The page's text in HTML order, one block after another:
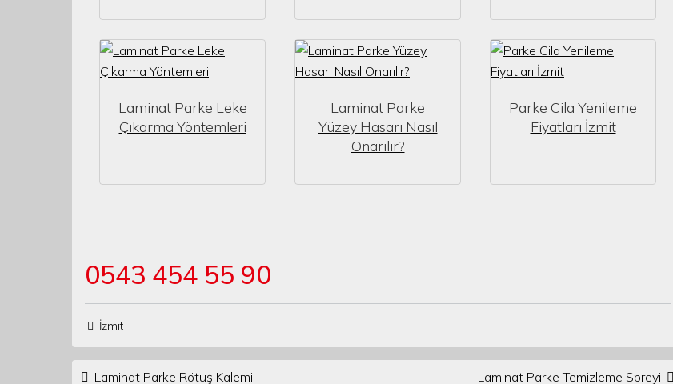
Laminat Parke Leke
Çıkarma Yöntemleri
Laminat Parke
Yüzey Hasarı Nasıl
Onarılır?
Parke Cila Yenileme
Fiyatları İzmit
0543 454 55 90
İzmit
Post navigation
Laminat Parke Rötuş Kalemi Laminat Parke Temizleme Spreyi